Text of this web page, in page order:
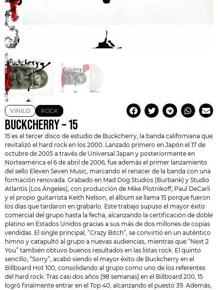
VINILO ROCK
BUCKCHERRY – 15
15 es el tercer disco de estudio de Buckcherry, la banda californiana que
revitalizó el hard rock en los 2000. Lanzado primero en Japón el 17 de
octubre de 2005 a través de Universal Japan y posteriormente en
Norteamérica el 6 de abril de 2006, fue además el primer lanzamiento
del sello Eleven Seven Music, marcando el renacer de la banda con una
formación renovada. Grabado en Mad Dog Studios (Burbank) y Studio
Atlantis (Los Ángeles), con producción de Mike Plotnikoff, Paul DeCarli
y el propio guitarrista Keith Nelson, el álbum se llama 15 porque fueron
los días que tardaron en grabarlo. Este trabajo supuso el mayor éxito
comercial del grupo hasta la fecha, alcanzando la certificación de doble
platino en Estados Unidos gracias a sus más de dos millones de copias
vendidas. El single principal, “Crazy Bitch”, se convirtió en un auténtico
himno y catapultó al grupo a nuevas audiencias, mientras que “Next 2
You” también obtuvo buenos resultados en las listas rock. El quinto
sencillo, “Sorry”, acabó siendo el mayor éxito de Buckcherry en el
Billboard Hot 100, consolidando al grupo como uno de los referentes
del hard rock. Tras casi dos años (98 semanas) en el Billboard 200, 15
logró finalmente entrar en el Top 40, alcanzando el puesto 39. Además,